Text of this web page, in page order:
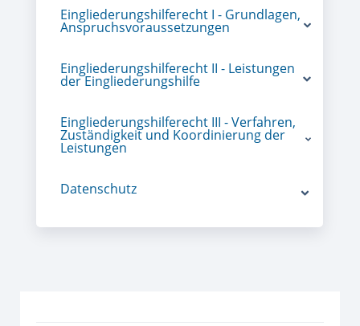
Eingliederungshilferecht I - Grundlagen,
Anspruchsvoraussetzungen
Eingliederungshilferecht II - Leistungen
der Eingliederungshilfe
Eingliederungshilferecht III - Verfahren,
Zuständigkeit und Koordinierung der
Leistungen
Datenschutz